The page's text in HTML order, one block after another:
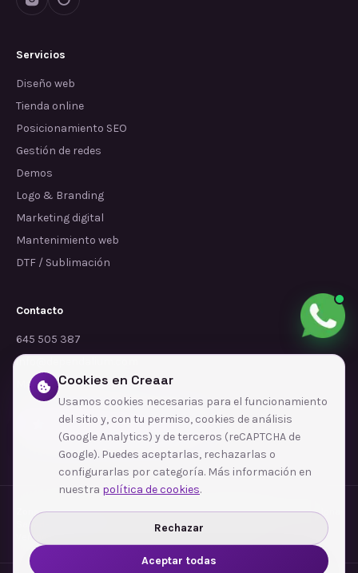
Servicios
Diseño web
Tienda online
Posicionamiento SEO
Gestión de redes
Demos
Logo & Branding
Marketing digital
Mantenimiento web
DTF / Sublimación
Contacto
645 505 387
info@dependalium.com
Mataró (Barcelona)
Déjanos tu reseña en Google
Zonas de cobertura·Barcelona·L'Hospitalet de Llobregat·Terrassa·Badalona
Sabadell
Santa Coloma de Gramenet
Ver todas las zonas →
Cookies en Creaar
Usamos cookies necesarias para el funcionamiento
del sitio y, con tu permiso, cookies de análisis
(Google Analytics) y de terceros (reCAPTCHA de
Google). Puedes aceptarlas, rechazarlas o
configurarlas por categoría. Más información en
nuestra política de cookies.
Rechazar
Aceptar todas